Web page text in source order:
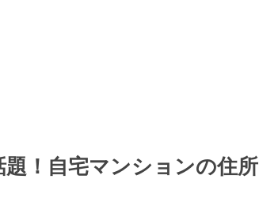
！自宅マンションの住所